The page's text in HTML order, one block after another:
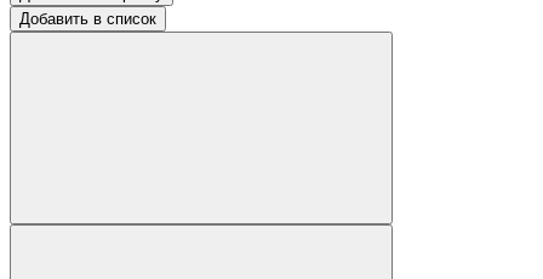
Добавить в список